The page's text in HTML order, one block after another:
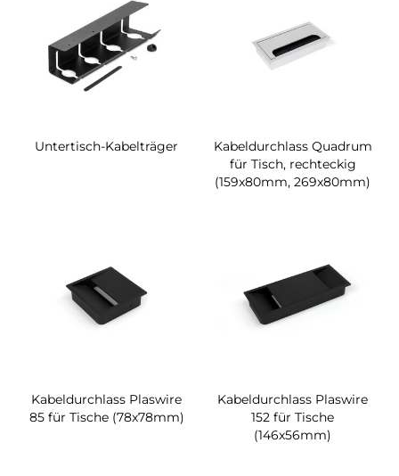
Untertisch-Kabelträger
Kabeldurchlass Quadrum
für Tisch, rechteckig
(159x80mm, 269x80mm)
Kabeldurchlass Plaswire
85 für Tische (78x78mm)
Kabeldurchlass Plaswire
152 für Tische
(146x56mm)